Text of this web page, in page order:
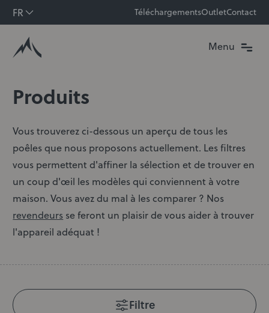
Aller au contenu
FR TéléchargementsOutletContact
Menu
Produits
Vous trouverez ci-dessous un aperçu de tous les
poêles que nous proposons actuellement. Les filtres
vous permettent d'affiner la sélection et de trouver en
un coup d'œil les modèles qui conviennent à votre
maison. Vous avez du mal à les comparer ? Nos
revendeurs se feront un plaisir de vous aider à trouver
l'appareil adéquat !
Filtre